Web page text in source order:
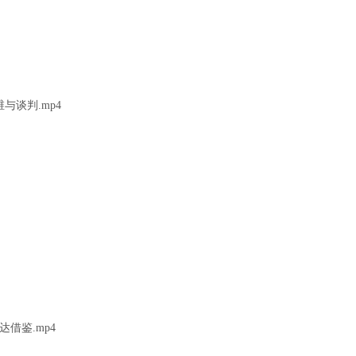
与谈判.mp4
借鉴.mp4